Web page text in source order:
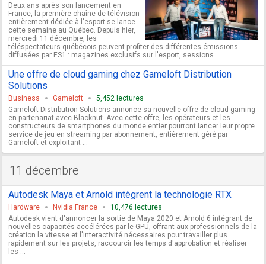
Deux ans après son lancement en
France, la première chaîne de télévision
entièrement dédiée à l'esport se lance
cette semaine au Québec. Depuis hier,
mercredi 11 décembre, les
téléspectateurs québécois peuvent profiter des différentes émissions
diffusées par ES1 : magazines exclusifs sur l'esport, sessions...
Une offre de cloud gaming chez Gameloft Distribution
Solutions
Business Gameloft
5,452 lectures
Gameloft Distribution Solutions annonce sa nouvelle offre de cloud gaming
en partenariat avec Blacknut. Avec cette offre, les opérateurs et les
constructeurs de smartphones du monde entier pourront lancer leur propre
service de jeu en streaming par abonnement, entièrement géré par
Gameloft et exploitant ...
11 décembre
Autodesk Maya et Arnold intègrent la technologie RTX
Hardware Nvidia France
10,476 lectures
Autodesk vient d'annoncer la sortie de Maya 2020 et Arnold 6 intégrant de
nouvelles capacités accélérées par le GPU, offrant aux professionnels de la
création la vitesse et l'interactivité nécessaires pour travailler plus
rapidement sur les projets, raccourcir les temps d'approbation et réaliser
les ...